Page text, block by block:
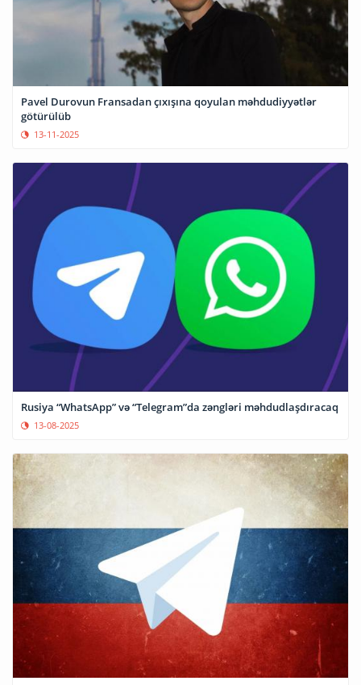
Pavel Durovun Fransadan çıxışına qoyulan məhdudiyyətlər
götürülüb
13-11-2025
Rusiya “WhatsApp” və “Telegram”da zəngləri məhdudlaşdıracaq
13-08-2025